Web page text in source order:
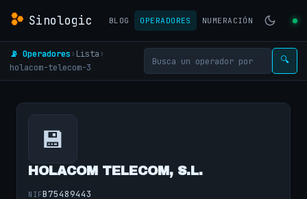
Sinologic BLOG OPERADORES NUMERACIÓN
📡 Operadores› Lista›
holacom-telecom-3
🔍
💾
HOLACOM TELECOM, S.L.
NIFB75489443